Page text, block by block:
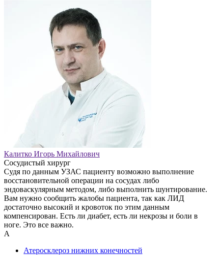
Калитко Игорь Михайлович
Сосудистый хирург
Судя по данным УЗАС пациенту возможно выполнение
восстановительной операции на сосудах либо
эндоваскулярным методом, либо выполнить шунтирование.
Вам нужно сообщить жалобы пациента, так как ЛИД
достаточно высокий и кровоток по этим данным
компенсирован. Есть ли диабет, есть ли некрозы и боли в
ноге. Это все важно.
А
Атеросклероз нижних конечностей